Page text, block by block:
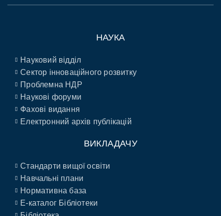
НАУКА
Науковий відділ
Сектор інноваційного розвитку
Проблемна НДР
Наукові форуми
Фахові видання
Електронний архів публікацій
ВИКЛАДАЧУ
Стандарти вищої освіти
Навчальні плани
Нормативна база
E-каталог Бібліотеки